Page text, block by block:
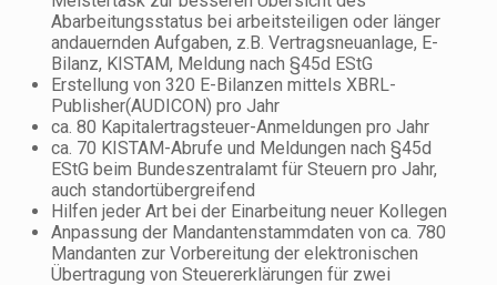
Abarbeitungsstatus bei arbeitsteiligen oder länger
andauernden Aufgaben, z.B. Vertragsneuanlage, E-
Bilanz, KISTAM, Meldung nach §45d EStG
Erstellung von 320 E-Bilanzen mittels XBRL-
Publisher(AUDICON) pro Jahr
ca. 80 Kapitalertragsteuer-Anmeldungen pro Jahr
ca. 70 KISTAM-Abrufe und Meldungen nach §45d
EStG beim Bundeszentralamt für Steuern pro Jahr,
auch standortübergreifend
Hilfen jeder Art bei der Einarbeitung neuer Kollegen
Anpassung der Mandantenstammdaten von ca. 780
Mandanten zur Vorbereitung der elektronischen
Übertragung von Steuererklärungen für zwei